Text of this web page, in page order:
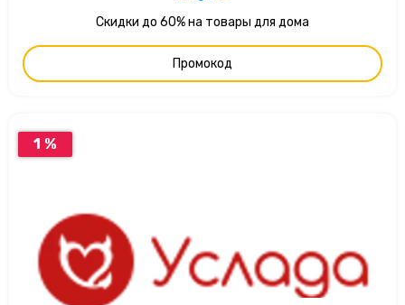
Скидки до 60% на товары для дома
Промокод
1 %